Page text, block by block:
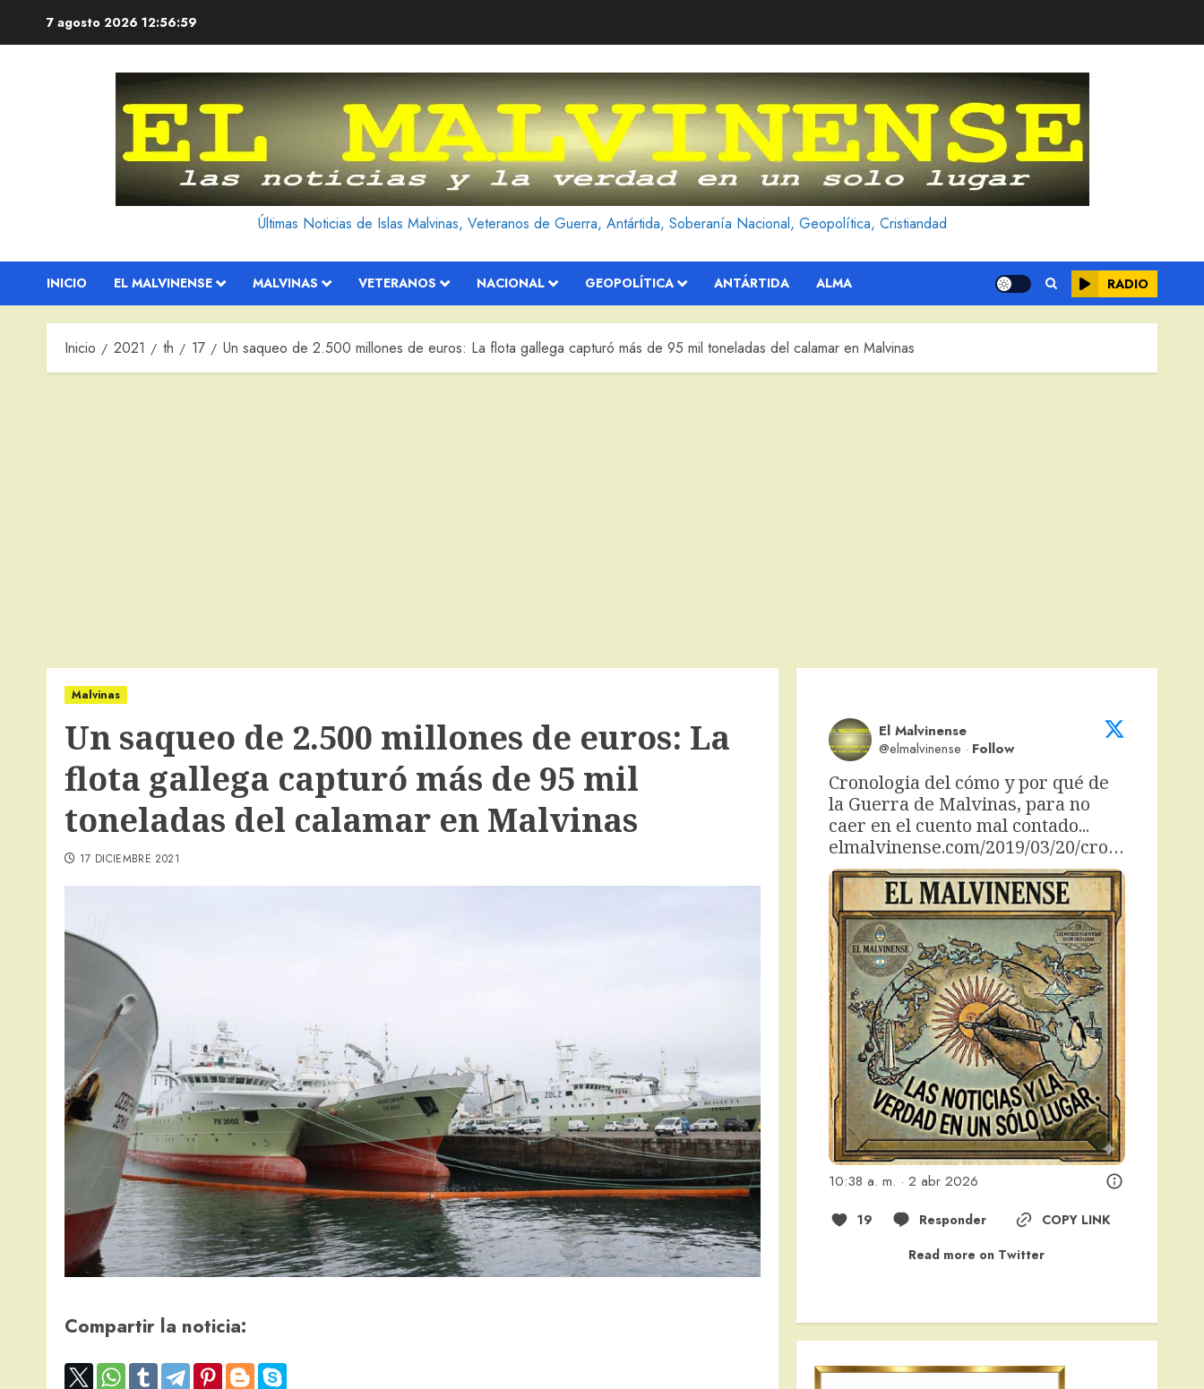
7 agosto 2026 12:57:00
Últimas Noticias de Islas Malvinas, Veteranos de Guerra, Antártida, Soberanía Nacional, Geopolítica, Cristiandad
INICIO EL MALVINENSE MALVINAS VETERANOS NACIONAL GEOPOLÍTICA ANTÁRTIDA ALMA RADIO
Inicio 2021 th 17 Un saqueo de 2.500 millones de euros: La flota gallega capturó más de 95 mil toneladas del calamar en Malvinas
Malvinas
Un saqueo de 2.500 millones de euros: La
flota gallega capturó más de 95 mil
toneladas del calamar en Malvinas
17 DICIEMBRE 2021
Compartir la noticia:
El Malvinense
@elmalvinense · Follow
Cronologia del cómo y por qué de
la Guerra de Malvinas, para no
elmalvinense.com/2019/03/20/cro…
10:38 a. m. · 2 abr 2026
19 Responder
COPY LINK
Read more on Twitter